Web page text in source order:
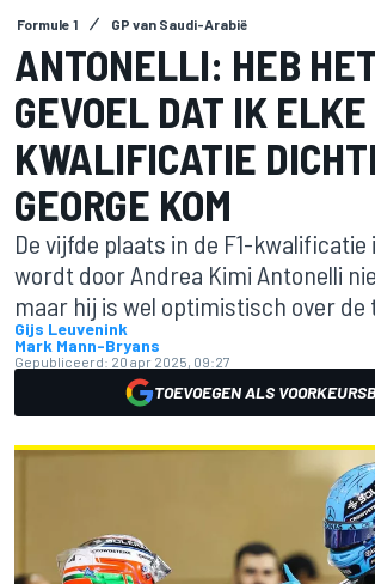
Formule 1 GP van Saudi-Arabië
ANTONELLI: HEB
GEVOEL DAT IK
KWALIFICATIE
GEORGE KOM
De vijfde plaats in de F1-
wordt door Andrea Kimi Antonelli
maar hij is wel optimistisch over de
Gijs Leuvenink
Mark Mann-Bryans
Gepubliceerd: 20 apr 2025, 09:27
TOEVOEGEN ALS